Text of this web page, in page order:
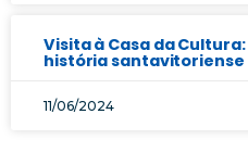
Visita à Casa da
história santavitoriense
11/06/2024